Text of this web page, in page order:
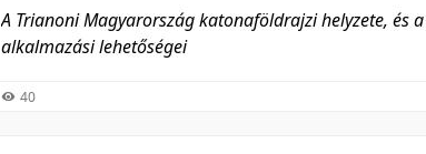
A Trianoni Magyarország katonaföldrajzi helyzete, és
alkalmazási lehetőségei
40